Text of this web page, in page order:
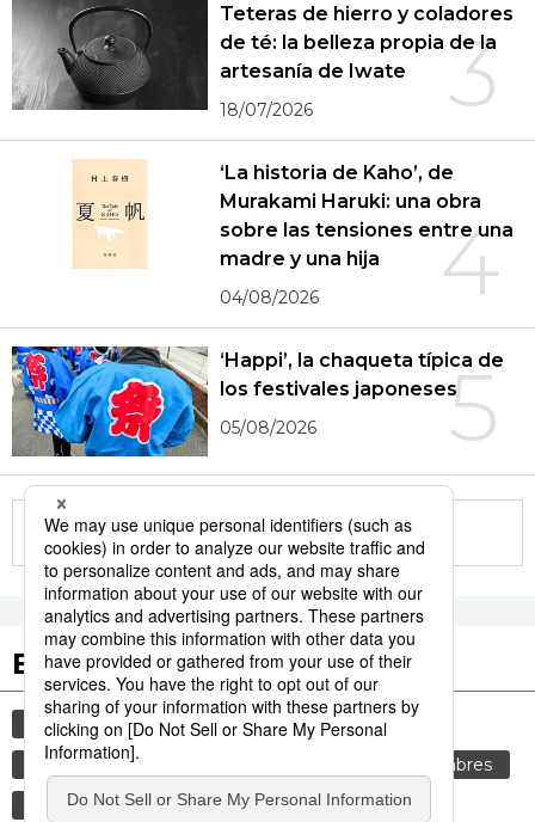
3
Teteras de hierro y coladores
de té: la belleza propia de la
artesanía de Iwate
18/07/2026
4
‘La historia de Kaho’, de
Murakami Haruki: una obra
sobre las tensiones entre una
madre y una hija
04/08/2026
5
‘Happi’, la chaqueta típica de
los festivales japoneses
05/08/2026
More in this series
Etiquetas destacadas
cultura gastronomía vida
comida
genkan
costumbres
gastronomía japonesa
sociedad